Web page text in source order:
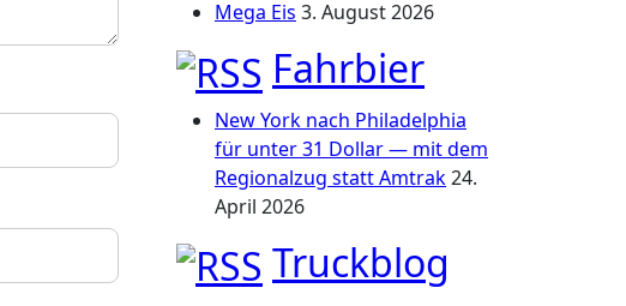
Mega Eis 3. August 2026
Fahrbier
New York nach Philadelphia
für unter 31 Dollar — mit dem
Regionalzug statt Amtrak24.
April 2026
Truckblog